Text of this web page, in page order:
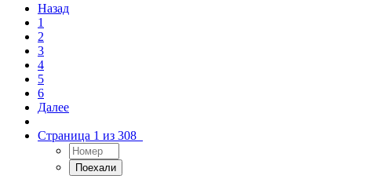
Назад
1
2
3
4
5
6
Далее
Страница 1 из 308